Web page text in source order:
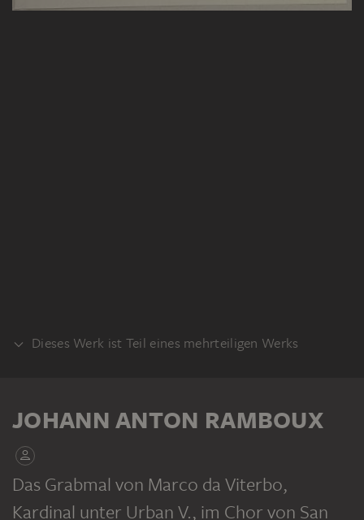
Dieses Werk ist Teil eines mehrteiligen Werks
JOHANN ANTON RAMBOUX
JOHANN ANTON RAMBOUX
Das Grabmal von Marco da Viterbo,
Kardinal unter Urban V., im Chor von San